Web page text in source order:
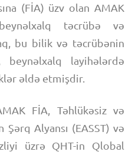
(FİA) üzv olan AMAK
təcrübə və
bu bilik və təcrübənin
beynəlxalq layihələrdə
əldə etmişdir.
FİA, Təhlükəsiz və
Şərq Alyansı (EASST) və
üzrə QHT-in Qlobal